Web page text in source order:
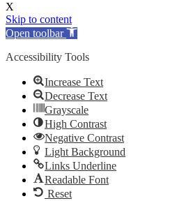
X
Skip to content
Open toolbar
Accessibility Tools
Increase Text
Decrease Text
Grayscale
High Contrast
Negative Contrast
Light Background
Links Underline
Readable Font
Reset